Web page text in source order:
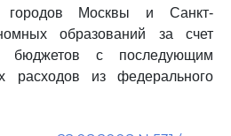
городов Москвы и Санкт-
образований за счет
бюджетов с последующим
расходов из федерального